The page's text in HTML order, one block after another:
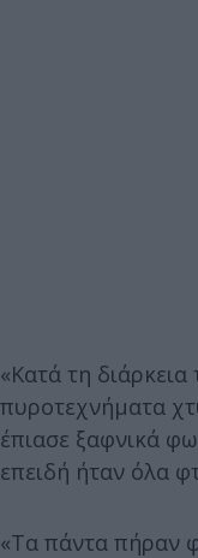
«Κατά τη
πυροτεχνήματα
έπιασε ξαφνικά
επειδή ήταν όλα
«Τα πάντα πήραν